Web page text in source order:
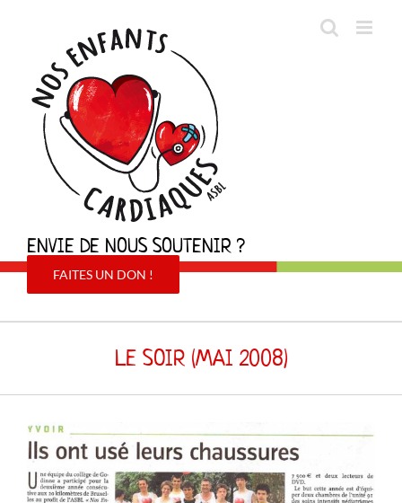
ENVIE DE NOUS SOUTENIR ?
FAITES UN DON !
LE SOIR (MAI 2008)